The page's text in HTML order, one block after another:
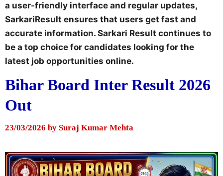
a user-friendly interface and regular updates,
SarkariResult ensures that users get fast and
accurate information. Sarkari Result continues to
be a top choice for candidates looking for the
latest job opportunities online.
Bihar Board Inter Result 2026
Out
23/03/2026 by Suraj Kumar Mehta